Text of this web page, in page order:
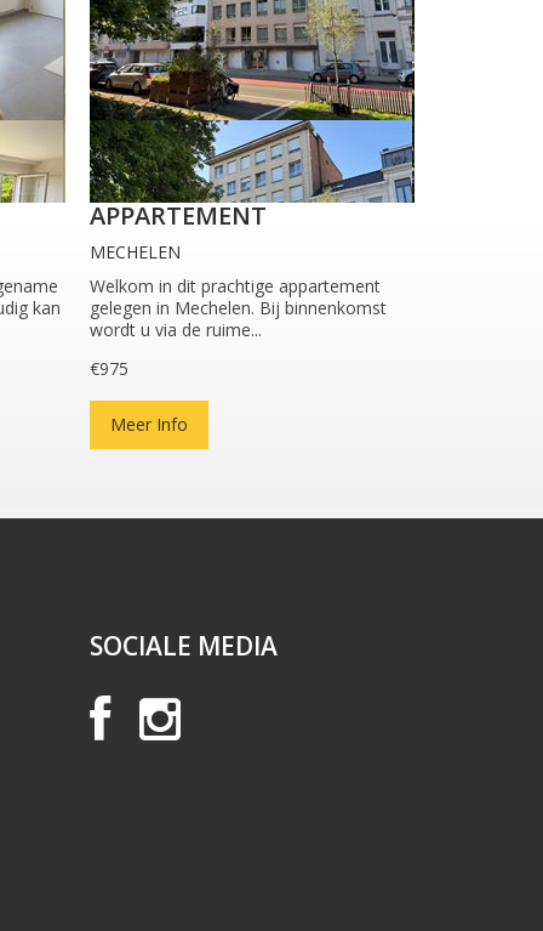
kan
APPARTEMENT
MECHELEN
Welkom in dit prachtige appartement
gelegen in Mechelen. Bij binnenkomst
wordt u via de ruime...
€975
Meer Info
SOCIALE MEDIA